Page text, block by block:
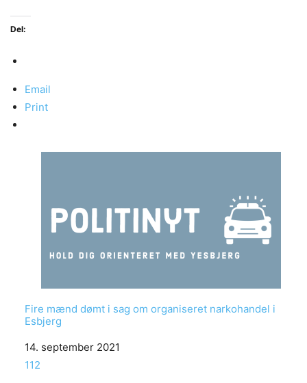
Del:
Email
Print
Fire mænd dømt i sag om organiseret narkohandel i
Esbjerg
Date
14. september 2021
In relation to
112